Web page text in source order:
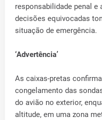
responsabilidade penal
decisões equivocadas
situação de emergência.
‘Advertência’
As caixas-pretas
congelamento das
do avião no exterior,
altitude, em uma zona